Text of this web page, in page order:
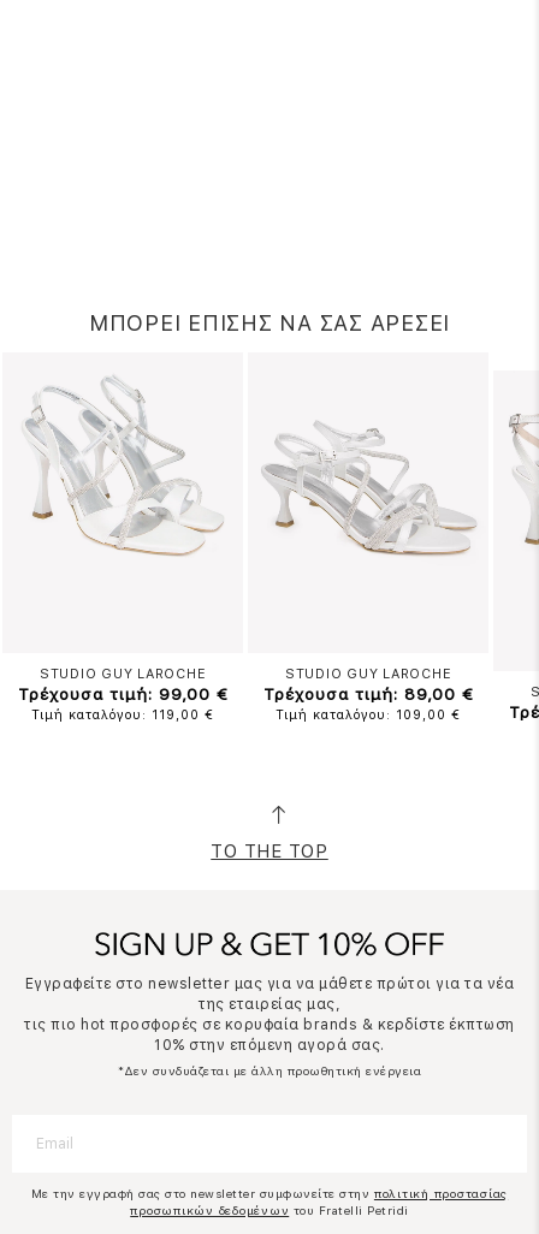
ΜΠΟΡΕΙ ΕΠΙΣΗΣ ΝΑ ΣΑΣ ΑΡΕΣΕΙ
STUDIO GUY LAROCHE
Τρέχουσα τιμή: 99,00 €
Τιμή καταλόγου: 119,00 €
STUDIO GUY LAROCHE
Τρέχουσα τιμή: 89,00 €
Τιμή καταλόγου: 109,00 €
TO THE TOP
Εγγραφείτε στο newsletter μας για να μάθετε πρώτοι για τα νέα
της εταιρείας μας,
τις πιο hot προσφορές σε κορυφαία brands & κερδίστε έκπτωση
10% στην επόμενη αγορά σας.
*Δεν συνδυάζεται με άλλη προωθητική ενέργεια
Με την εγγραφή σας στο newsletter συμφωνείτε στην πολιτική προστασίας
προσωπικών δεδομένων του Fratelli Petridi